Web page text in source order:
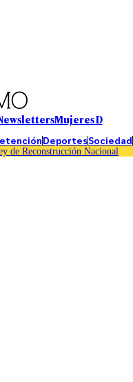
Mujeres D
DeportesSociedad
de Reconstrucción Nacional